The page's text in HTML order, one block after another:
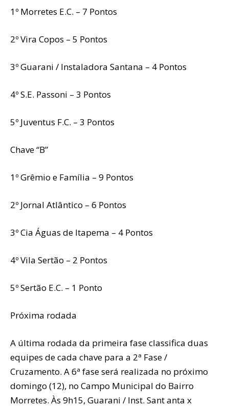
1º Morretes E.C. – 7 Pontos
2º Vira Copos – 5 Pontos
3º Guarani / Instaladora Santana – 4 Pontos
4º S.E. Passoni – 3 Pontos
5º Juventus F.C. – 3 Pontos
Chave “B”
1º Grêmio e Família – 9 Pontos
2º Jornal Atlântico – 6 Pontos
3º Cia Águas de Itapema – 4 Pontos
4º Vila Sertão – 2 Pontos
5º Sertão E.C. – 1 Ponto
Próxima rodada
A última rodada da primeira fase classifica duas
equipes de cada chave para a 2ª Fase /
Cruzamento. A 6ª fase será realizada no próximo
domingo (12), no Campo Municipal do Bairro
Morretes. Às 9h15, Guarani / Inst. Sant anta x